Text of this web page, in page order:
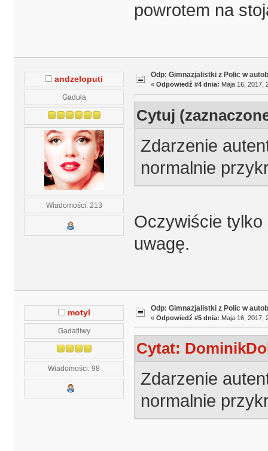
powrotem na
andzeloputi
Gaduła
Wiadomości: 213
Odp: Gimnazjalistki z Polic w
« Odpowiedź #4 dnia: Maja 16, 2017,
Cytuj
Zdarzenie
normalnie
Oczywiście tylko
uwagę.
motyl
Gadatliwy
Wiadomości: 98
Odp: Gimnazjalistki z Polic w
« Odpowiedź #5 dnia: Maja 16, 2017,
Cytat:
Zdarzenie
normalnie